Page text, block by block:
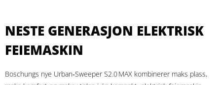
NESTE GENERASJON ELEKTRISK
FEIEMASKIN
Boschungs nye Urban‑Sweeper S2.0 MAX kombinerer maks plass,